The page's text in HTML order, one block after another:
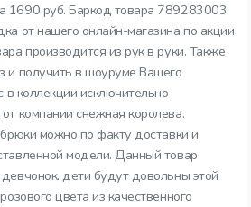
1690 руб. Баркод товара 789283003.
от нашего онлайн-магазина по акции
производится из рук в руки. Также
и получить в шоуруме Вашего
в коллекции исключительно
компании снежная королева.
можно по факту доставки и
модели. Данный товар
дети будут довольны этой
цвета из качественного